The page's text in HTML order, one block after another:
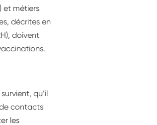
et métiers
décrites en
doivent
qu’il
contacts
les